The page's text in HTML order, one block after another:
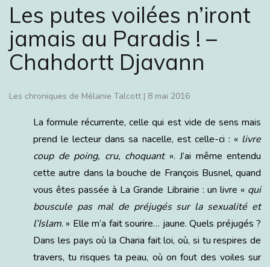
Les putes voilées n’iront
jamais au Paradis ! –
Chahdortt Djavann
Les chroniques de Mélanie Talcott | 8 mai 2016
La formule récurrente, celle qui est vide de sens mais
prend le lecteur dans sa nacelle, est celle-ci : « livre
coup de poing, cru, choquant». J’ai même entendu
cette autre dans la bouche de François Busnel, quand
vous êtes passée à La Grande Librairie : un livre « qui
bouscule pas mal de préjugés sur la sexualité et
l’Islam. » Elle m’a fait sourire… jaune. Quels préjugés ?
Dans les pays où la Charia fait loi, où, si tu respires de
travers, tu risques ta peau, où on fout des voiles sur